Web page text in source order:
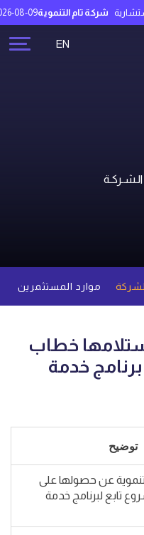
شركة تام التنموية2026-08-09 14:32:39
EN
الـشـركـة
موارد المستثمرين
خطاب
خدمة
توضيح
عن حصولها على
تابع لبرنامج خدمة